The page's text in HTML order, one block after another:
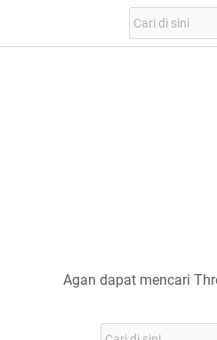
Agan dapat mencari